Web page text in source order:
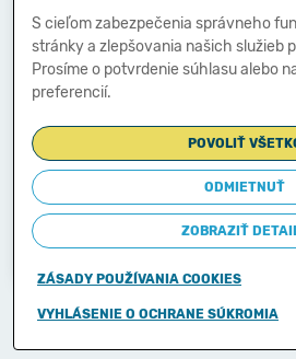
B.IV.1.
Peniaze a účty
v bankách (211,
213, 21X, 221A,
22
finančné účty
(251, 252, 253,
256, 257, 25X,
259, 314A) -
/291, 29X/
S cieľom zabezpečenia správneho
stránky a zlepšovania našich služieb
Prosíme o potvrdenie súhlasu alebo
preferencií.
POVOLIŤ
ODMIETNUŤ
ZOBRAZIŤ
ZÁSADY POUŽÍVANIA COOKIES
VYHLÁSENIE O OCHRANE SÚKROMIA
Copyright © 2011-